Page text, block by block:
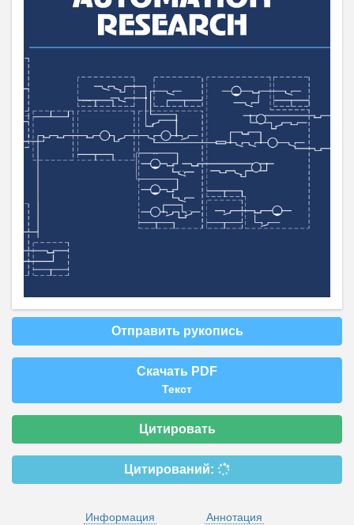
Отправить рукопись
Скачать PDF
Текст
Цитировать
Цитирований:
Информация
Аннотация